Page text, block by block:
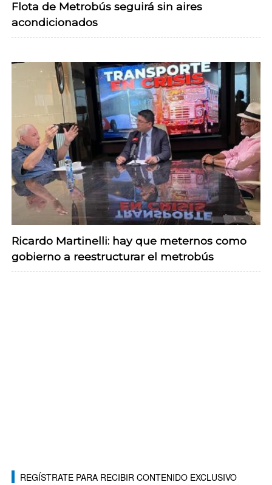
Flota de Metrobús seguirá sin aires
acondicionados
Ricardo Martinelli: hay que meternos como
gobierno a reestructurar el metrobús
REGÍSTRATE PARA RECIBIR CONTENIDO EXCLUSIVO